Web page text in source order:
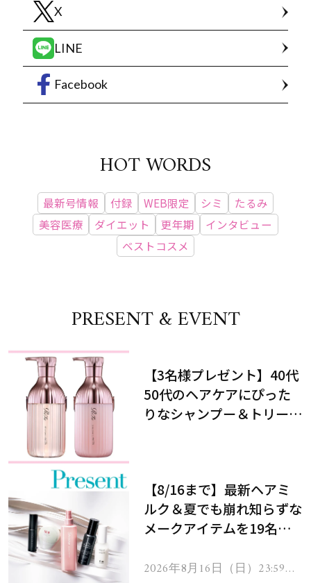
X
LINE
Facebook
HOT WORDS
最新号情報 付録 WEB限定 シミ
たるみ
美容医療
ダイエット 更年期
インタビュー
ベストコスメ
PRESENT & EVENT
【3名様プレゼント】40代
50代のヘアケアにぴった
りなシャンプー＆トリート
【8/16まで】最新ヘアミ
ルク＆夏でも崩れ知らずな
メークアイテムを19名様
2026年8月16日（日）23:59ま